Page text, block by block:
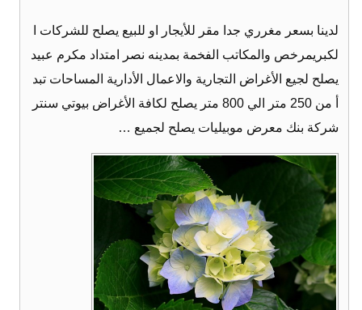
لدينا بسعر مغرري جدا مقر للأيجار او للبيع يصلح للشركات ا
لكبريمرخص والمكاتب الفخمة بمدينه نصر امتداد مكرم عبيد
يصلح لجيع الأغراض التجارية والاعمال الأدارية المساحات تبد
أ من 250 متر الي 800 متر يصلح لكافة الأغراض بيوتي سنتر
شركة بنك معرض موبيليات يصلح لجميع …